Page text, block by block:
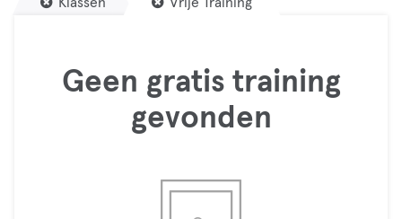
Geen gratis training
gevonden